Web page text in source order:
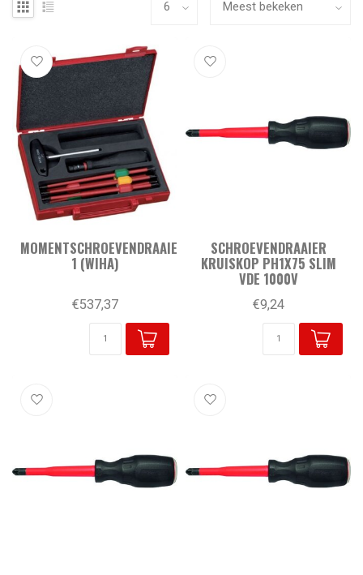
MOMENTSCHROEVENDRAAIERSET
1 (WIHA)
€537,37
SCHROEVENDRAAIER
KRUISKOP PH1X75 SLIM
VDE 1000V
€9,24